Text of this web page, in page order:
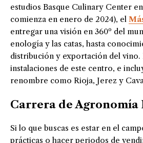
estudios Basque Culinary Center
comienza en enero de 2024), el
entregar una visión en 360º del
enología y las catas, hasta
distribución y exportación del vino.
instalaciones de este centro, e
renombre como Rioja, Jerez y
Carrera de
Si lo que buscas es estar en el
prácticas o hacer periodos de